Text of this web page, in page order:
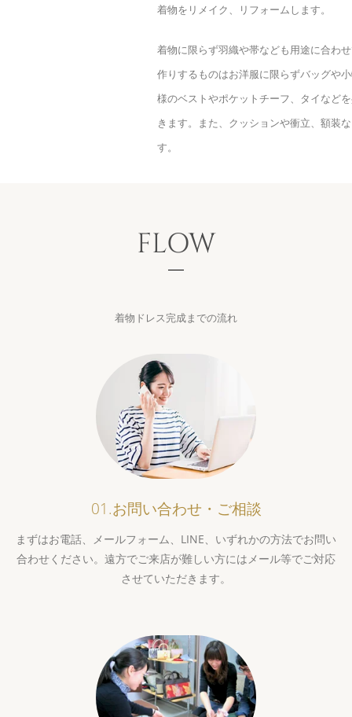
着物をリメイク、リフォームします。
着物に限らず羽織や帯なども用途に合わ
作りするものはお洋服に限らずバッグや
様のベストやポケットチーフ、タイなど
きます。また、クッションや衝立、額装
す。
FLOW
着物ドレス完成までの流れ
01.お問い合わせ・ご相談
まずはお電話、メールフォーム、LINE、いずれかの方法でお問い
合わせください。遠方でご来店が難しい方にはメール等でご対応
させていただきます。